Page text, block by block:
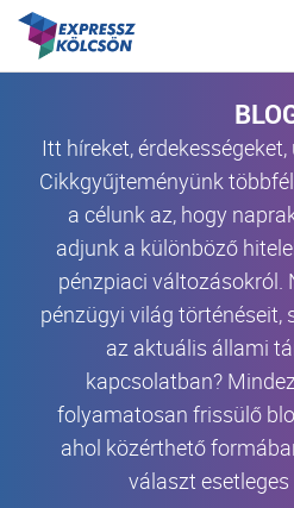
Itt híreket,
Cikkgyűjteményünk
a célunk az, hogy
adjunk a különböző
pénzpiaci változásokról.
pénzügyi világ történéseit,
az aktuális állami
kapcsolatban?
folyamatosan frissülő
ahol közérthető
választ esetleges